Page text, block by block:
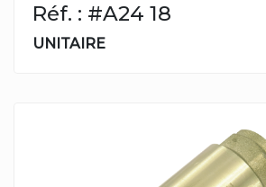
Réf. : #A24 18
UNITAIRE